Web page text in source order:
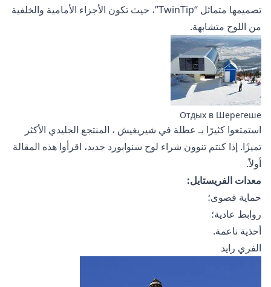
تصميمها متماثل “TwinTip”، حيث تكون الأجزاء الأمامية والخلفية
من اللوح متشابهة.
Отдых в Шерегеше
استمتعوا كثيرًا بـ عطلة في شيريغيش ، المنتجع الجليدي الأكثر
تميزًا. إذا كنتم تنوون شراء لوح سنوابورد جديد، اقرأوا هذه المقالة
أولاً.
معدات الفريستايل:
حماية قصوى؛
روابط عادية؛
أحذية ناعمة.
الفري رايد